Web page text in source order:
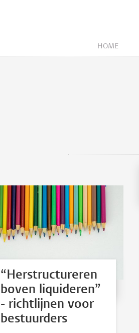
HOME
“Herstructureren
boven liquideren”
- richtlijnen voor
bestuurders